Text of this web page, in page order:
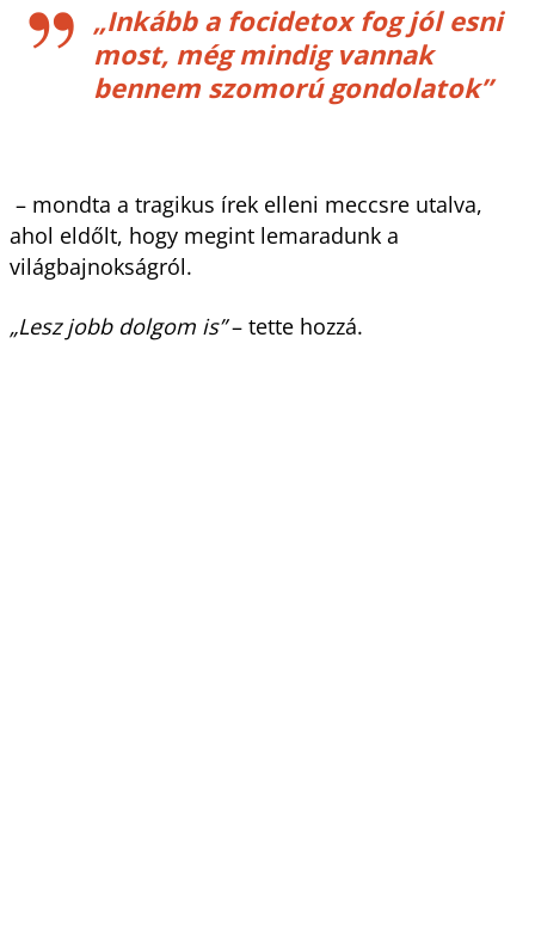
„Inkább a focidetox fog jól esni
most, még mindig vannak
bennem szomorú gondolatok”
– mondta a tragikus írek elleni meccsre utalva,
ahol eldőlt, hogy megint lemaradunk a
világbajnokságról.
„Lesz jobb dolgom is”– tette hozzá.